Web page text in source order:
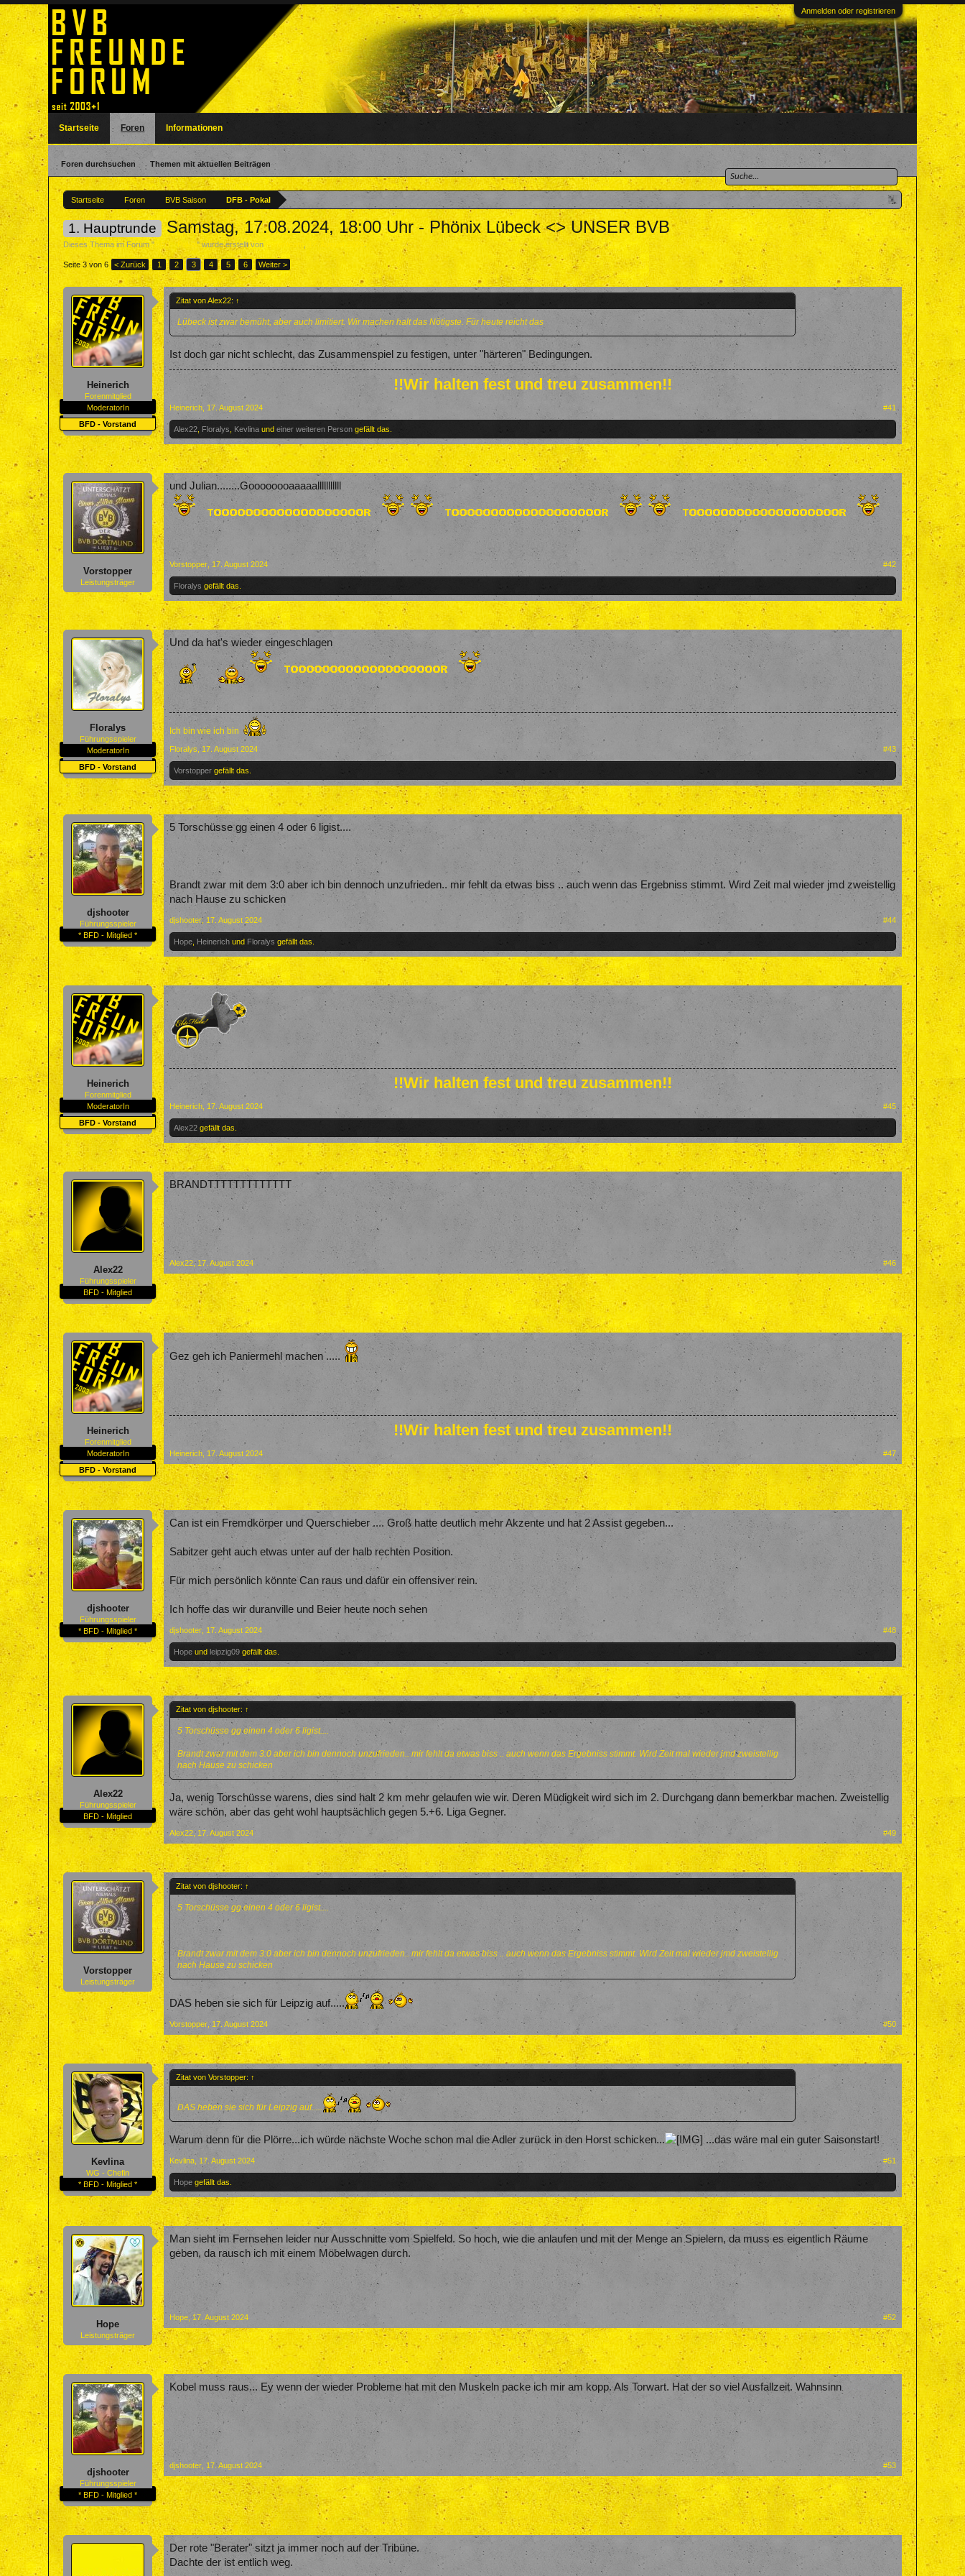
Anmelden oder registrieren
Startseite Foren BVB Saison DFB - Pokal
1. Hauptrunde Samstag, 17.08.2024, 18:00 Uhr - Phönix Lübeck <> UNSER BVB
Dieses Thema im Forum "DFB - Pokal" wurde erstellt von Forenteam , 17. August 2024.
Seite 3 von 6 < Zurück 1 2 3 4 5 6 Weiter >
Heinerich
Forenmitglied
ModeratorIn
BFD - Vorstand
Zitat von Alex22: ↑
Lübeck ist zwar bemüht, aber auch limitiert. Wir machen halt das Nötigste. Für heute reicht das
Ist doch gar nicht schlecht, das Zusammenspiel zu festigen, unter "härteren" Bedingungen.
!!Wir halten fest und treu zusammen!!
Heinerich 17. August 2024 #41
Alex22 Floralys Kevlina undeiner weiteren Person gefällt das.
Vorstopper
Leistungsträger
und Julian........Goooooooaaaaalllllllllll
Vorstopper 17. August 2024 #42
Floralys gefällt das.
Floralys
Führungsspieler
ModeratorIn
BFD - Vorstand
Und da hat's wieder eingeschlagen
Ich bin wie ich bin
Floralys 17. August 2024 #43
Vorstopper gefällt das.
djshooter
Führungsspieler
* BFD - Mitglied *
5 Torschüsse gg einen 4 oder 6 ligist....
Brandt zwar mit dem 3:0 aber ich bin dennoch unzufrieden.. mir fehlt da etwas biss .. auch wenn das Ergebniss stimmt. Wird Zeit mal wieder jmd zweistellig
nach Hause zu schicken
djshooter, 17. August 2024 #44
Hope Heinerich und Floralys gefällt das.
Heinerich
Forenmitglied
ModeratorIn
BFD - Vorstand
!!Wir halten fest und treu zusammen!!
Heinerich 17. August 2024 #45
Alex22 gefällt das.
Alex22
Führungsspieler
BFD - Mitglied
BRANDTTTTTTTTTTTTT
Alex22, 17. August 2024 #46
Heinerich
Forenmitglied
ModeratorIn
BFD - Vorstand
Gez geh ich Paniermehl machen .....
!!Wir halten fest und treu zusammen!!
Heinerich 17. August 2024 #47
djshooter
Führungsspieler
* BFD - Mitglied *
Can ist ein Fremdkörper und Querschieber .... Groß hatte deutlich mehr Akzente und hat 2 Assist gegeben...
Sabitzer geht auch etwas unter auf der halb rechten Position.
Für mich persönlich könnte Can raus und dafür ein offensiver rein.
Ich hoffe das wir duranville und Beier heute noch sehen
djshooter 17. August 2024 #48
Hope undleipzig09 gefällt das.
Alex22
Führungsspieler
BFD - Mitglied
Zitat von djshooter: ↑
5 Torschüsse gg einen 4 oder 6 ligist....
Brandt zwar mit dem 3:0 aber ich bin dennoch unzufrieden.. mir fehlt da etwas biss .. auch wenn das Ergebniss stimmt. Wird Zeit mal wieder jmd zweistellig
nach Hause zu schicken
Ja, wenig Torschüsse warens, dies sind halt 2 km mehr gelaufen wie wir. Deren Müdigkeit wird sich im 2. Durchgang dann bemerkbar machen. Zweistellig
wäre schön, aber das geht wohl hauptsächlich gegen 5.+6. Liga Gegner.
Alex22 , 17. August 2024 #49
Vorstopper
Leistungsträger
Zitat von djshooter: ↑
5 Torschüsse gg einen 4 oder 6 ligist....
Brandt zwar mit dem 3:0 aber ich bin dennoch unzufrieden.. mir fehlt da etwas biss .. auch wenn das Ergebniss stimmt. Wird Zeit mal wieder jmd zweistellig
nach Hause zu schicken
DAS heben sie sich für Leipzig auf.....
Vorstopper , 17. August 2024 #50
Kevlina
WG - Chefin
* BFD - Mitglied *
Zitat von Vorstopper: ↑
DAS heben sie sich für Leipzig auf.....
Warum denn für die Plörre...ich würde nächste Woche schon mal die Adler zurück in den Horst schicken... ...das wäre mal ein guter Saisonstart!
Kevlina 17. August 2024 #51
Hope gefällt das.
Hope
Leistungsträger
Man sieht im Fernsehen leider nur Ausschnitte vom Spielfeld. So hoch, wie die anlaufen und mit der Menge an Spielern, da muss es eigentlich Räume
geben, da rausch ich mit einem Möbelwagen durch.
Hope 17. August 2024 #52
djshooter
Führungsspieler
* BFD - Mitglied *
Kobel muss raus... Ey wenn der wieder Probleme hat mit den Muskeln packe ich mir am kopp. Als Torwart. Hat der so viel Ausfallzeit. Wahnsinn
djshooter 17. August 2024 #53
Der rote "Berater" sitzt ja immer noch auf der Tribüne.
Dachte der ist entlich weg.
Startseite Foren
Foren durchsuchen Themen mit aktuellen Beiträgen
Informationen